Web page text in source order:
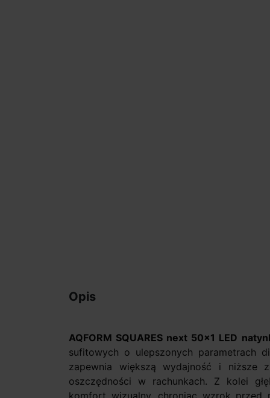
Opis
AQFORM SQUARES next 50x1 LED
sufitowych o ulepszonych parametrach
zapewnia większą wydajność i niższe
oszczędności w rachunkach. Z kolei